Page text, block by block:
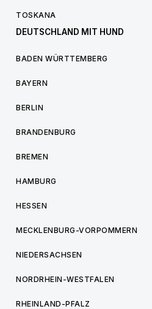
TOSKANA
DEUTSCHLAND MIT HUND
BADEN WÜRTTEMBERG
BAYERN
BERLIN
BRANDENBURG
BREMEN
HAMBURG
HESSEN
MECKLENBURG-VORPOMMERN
NIEDERSACHSEN
NORDRHEIN-WESTFALEN
RHEINLAND-PFALZ